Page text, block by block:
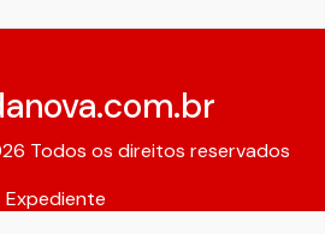
Todos os direitos reservados
Expediente